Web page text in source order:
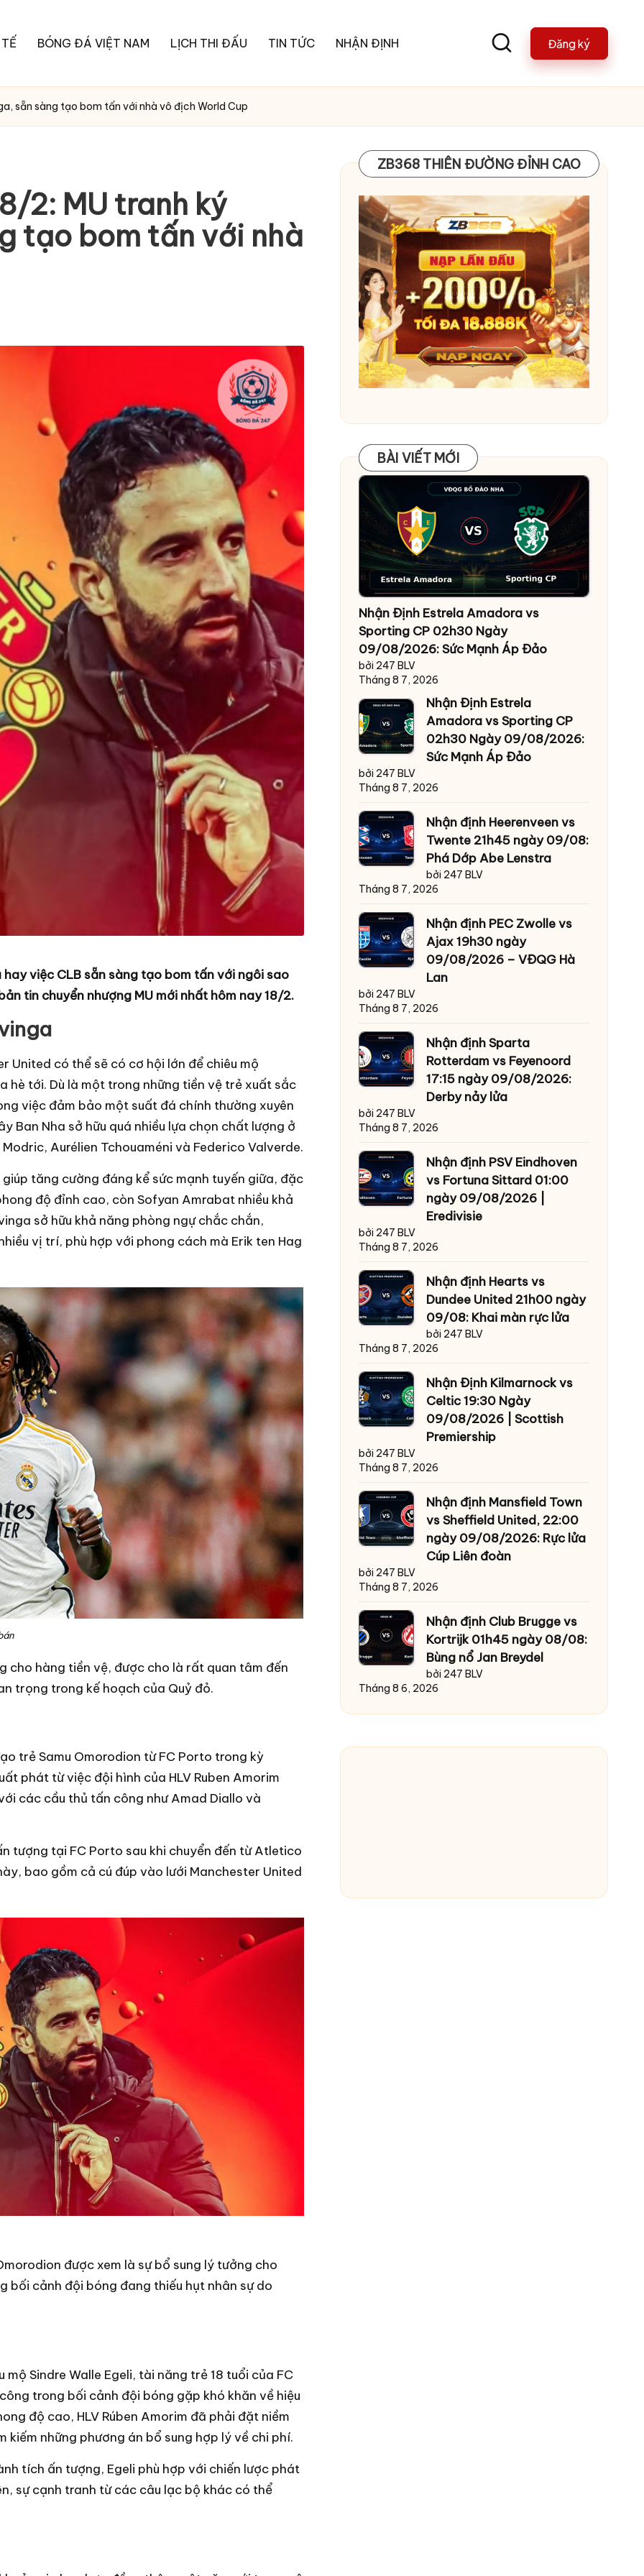
BÓNG ĐÁ VIỆT NAM LỊCH THI ĐẤU TIN TỨC NHẬN ĐỊNH Đăng ký
sẵn sàng tạo bom tấn với nhà vô địch World Cup
2: MU tranh ký
tạo bom tấn với nhà
việc CLB sẵn sàng tạo bom tấn với ngôi sao
tin chuyển nhượng MU mới nhất hôm nay 18/2.
United có thể sẽ có cơ hội lớn để chiêu mộ
hè tới. Dù là một trong những tiền vệ trẻ xuất sắc
việc đảm bảo một suất đá chính thường xuyên
Ban Nha sở hữu quá nhiều lựa chọn chất lượng ở
Aurélien Tchouaméni và Federico Valverde.
tăng cường đáng kể sức mạnh tuyến giữa, đặc
độ đỉnh cao, còn Sofyan Amrabat nhiều khả
sở hữu khả năng phòng ngự chắc chắn,
vị trí, phù hợp với phong cách mà Erik ten Hag
cho hàng tiền vệ, được cho là rất quan tâm đến
trọng trong kế hoạch của Quỷ đỏ.
trẻ Samu Omorodion từ FC Porto trong kỳ
phát từ việc đội hình của HLV Ruben Amorim
các cầu thủ tấn công như Amad Diallo và
tượng tại FC Porto sau khi chuyển đến từ Atletico
bao gồm cả cú đúp vào lưới Manchester United
được xem là sự bổ sung lý tưởng cho
bối cảnh đội bóng đang thiếu hụt nhân sự do
Sindre Walle Egeli, tài năng trẻ 18 tuổi của FC
trong bối cảnh đội bóng gặp khó khăn về hiệu
độ cao, HLV Rúben Amorim đã phải đặt niềm
những phương án bổ sung hợp lý về chi phí.
tích ấn tượng, Egeli phù hợp với chiến lược phát
sự cạnh tranh từ các câu lạc bộ khác có thể
ZB368 THIÊN ĐƯỜNG ĐỈNH CAO
BÀI VIẾT MỚI
BÀI VIẾT MỚI
Nhận Định Estrela Amadora vs
Sporting CP 02h30 Ngày
09/08/2026: Sức Mạnh Áp Đảo
bởi 247 BLV
Tháng 8 7, 2026
Nhận Định Estrela
Amadora vs Sporting CP
02h30 Ngày 09/08/2026:
Sức Mạnh Áp Đảo
bởi 247 BLV
Tháng 8 7, 2026
Nhận định Heerenveen vs
Twente 21h45 ngày 09/08:
Phá Dớp Abe Lenstra
bởi 247 BLV
Tháng 8 7, 2026
Nhận định PEC Zwolle vs
Ajax 19h30 ngày
09/08/2026 – VĐQG Hà
Lan
bởi 247 BLV
Tháng 8 7, 2026
Nhận định Sparta
Rotterdam vs Feyenoord
17:15 ngày 09/08/2026:
Derby nảy lửa
bởi 247 BLV
Tháng 8 7, 2026
Nhận định PSV Eindhoven
vs Fortuna Sittard 01:00
ngày 09/08/2026 |
Eredivisie
bởi 247 BLV
Tháng 8 7, 2026
Nhận định Hearts vs
Dundee United 21h00 ngày
09/08: Khai màn rực lửa
bởi 247 BLV
Tháng 8 7, 2026
Nhận Định Kilmarnock vs
Celtic 19:30 Ngày
09/08/2026 | Scottish
Premiership
bởi 247 BLV
Tháng 8 7, 2026
Nhận định Mansfield Town
vs Sheffield United, 22:00
ngày 09/08/2026: Rực lửa
Cúp Liên đoàn
bởi 247 BLV
Tháng 8 7, 2026
Nhận định Club Brugge vs
Kortrijk 01h45 ngày 08/08:
Bùng nổ Jan Breydel
bởi 247 BLV
Tháng 8 6, 2026